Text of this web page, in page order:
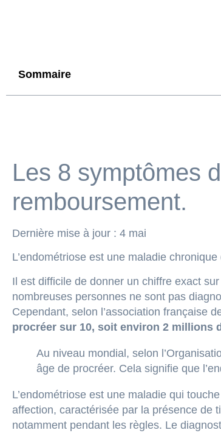
Sommaire
Les 8 symptômes
remboursement.
Dernière mise à jour : 4 mai
L’endométriose est une maladie
Il est difficile de donner un chiffre exact
nombreuses personnes ne sont pas
Cependant, selon l’association française
procréer sur 10, soit environ 2 millions
Au niveau mondial, selon
âge de procréer. Cela signifie que
L’endométriose est une maladie qui
affection, caractérisée par la présence de
notamment pendant les règles. Le